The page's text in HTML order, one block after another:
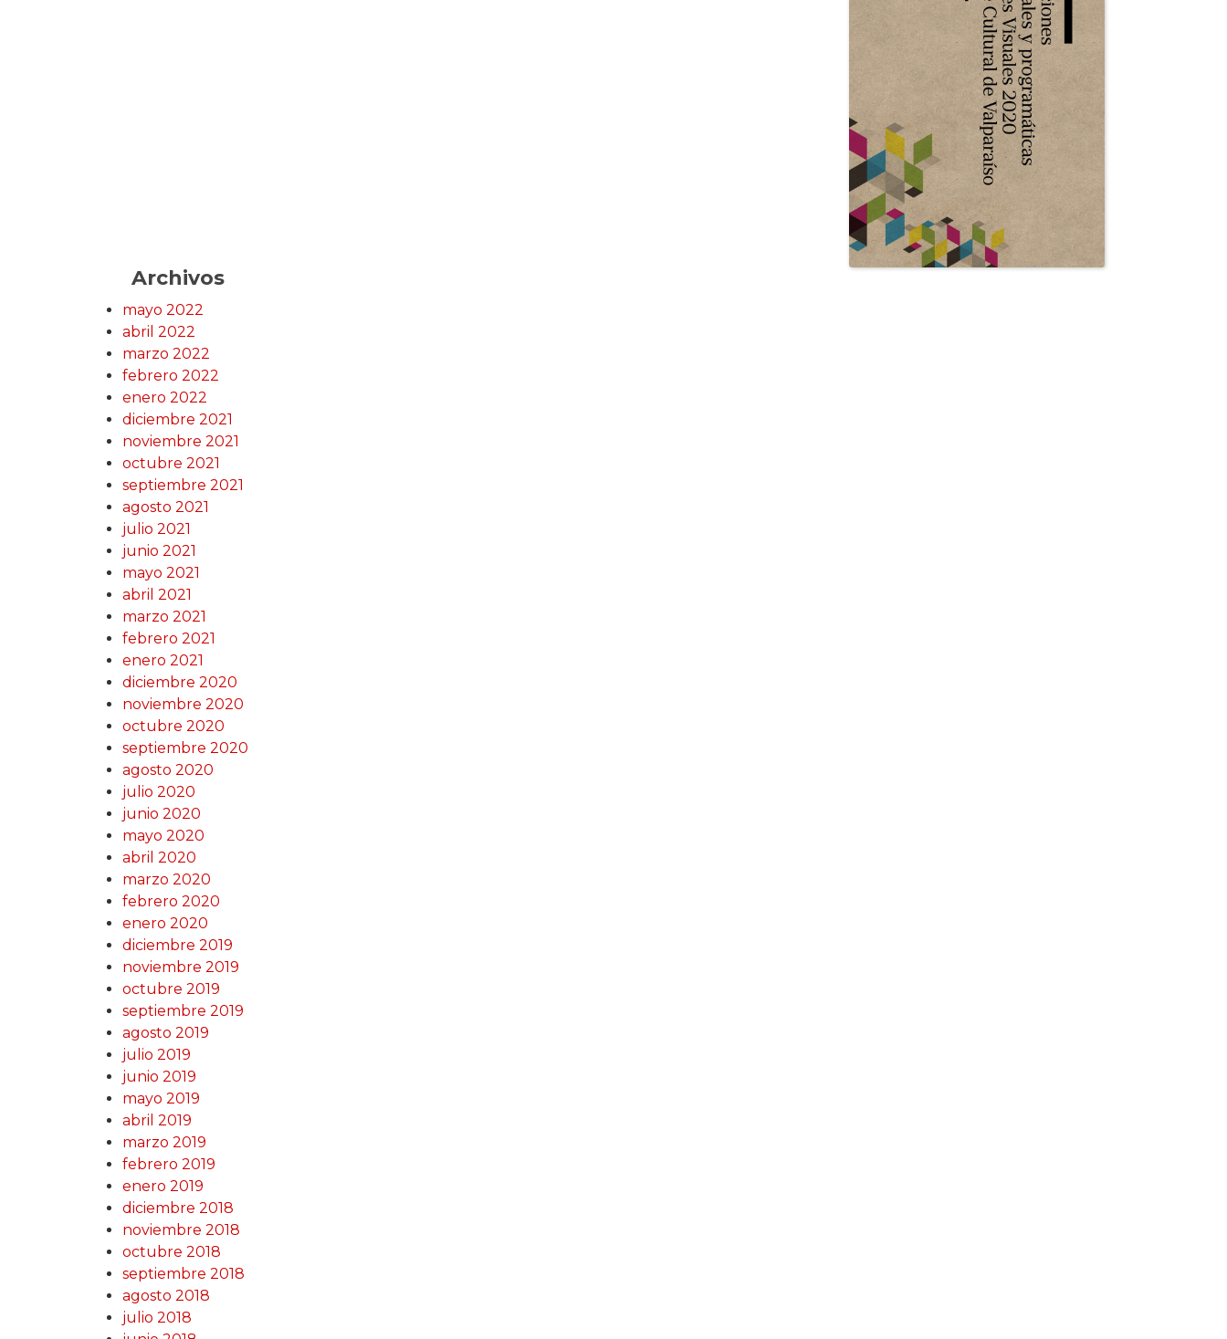
Archivos
mayo 2022
abril 2022
marzo 2022
febrero 2022
enero 2022
diciembre 2021
noviembre 2021
octubre 2021
septiembre 2021
agosto 2021
julio 2021
junio 2021
mayo 2021
abril 2021
marzo 2021
febrero 2021
enero 2021
diciembre 2020
noviembre 2020
octubre 2020
septiembre 2020
agosto 2020
julio 2020
junio 2020
mayo 2020
abril 2020
marzo 2020
febrero 2020
enero 2020
diciembre 2019
noviembre 2019
octubre 2019
septiembre 2019
agosto 2019
julio 2019
junio 2019
mayo 2019
abril 2019
marzo 2019
febrero 2019
enero 2019
diciembre 2018
noviembre 2018
octubre 2018
septiembre 2018
agosto 2018
julio 2018